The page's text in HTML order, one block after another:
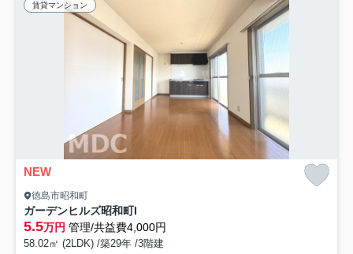
賃貸マンション
NEW
徳島市昭和町
ガーデンヒルズ昭和町I
5.5万円 管理/共益費4,000円
58.02㎡ (2LDK) /築29年 /3階建